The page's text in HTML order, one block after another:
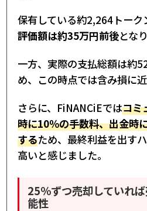
保有している約2,264トーク
評価額は約35万円前後とな
一方、実際の支払総額は約
め、この時点では含み損に
さらに、FiNANCiEではコミ
時に10％の手数料、出金時
するため、最終利益を出す
高いと感じました。
25％ずつ売却していれ
能性